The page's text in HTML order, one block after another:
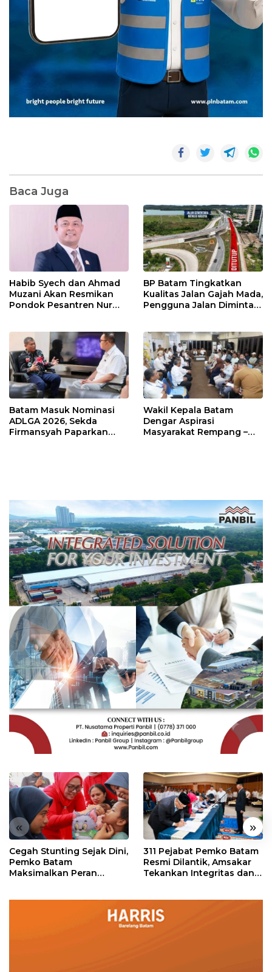
Baca Juga
Habib Syech dan Ahmad
Muzani Akan Resmikan
Pondok Pesantren Nur
BP Batam Tingkatkan
Kualitas Jalan Gajah Mada,
Pengguna Jalan Diminta
Batam Masuk Nominasi
ADLGA 2026, Sekda
Firmansyah Paparkan
Wakil Kepala Batam
Dengar Aspirasi
Masyarakat Rempang –
« »
Cegah Stunting Sejak Dini,
Pemko Batam
Maksimalkan Peran
311 Pejabat Pemko Batam
Resmi Dilantik, Amsakar
Tekankan Integritas dan